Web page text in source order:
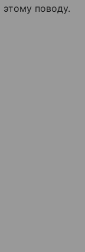
этому поводу.